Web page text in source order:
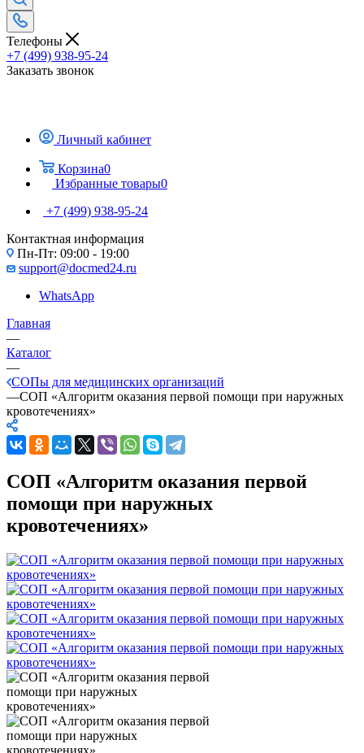
Телефоны
+7 (499) 938-95-24
Заказать звонок
Личный кабинет
Корзина0
Избранные товары0
+7 (499) 938-95-24
Контактная информация
Пн-Пт: 09:00 - 19:00
support@docmed24.ru
WhatsApp
Главная
—
Каталог
—
СОПы для медицинских организаций
—СОП «Алгоритм оказания первой помощи при наружных
кровотечениях»
СОП «Алгоритм оказания первой
помощи при наружных
кровотечениях»